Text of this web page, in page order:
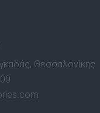
Θεσσαλονίκης